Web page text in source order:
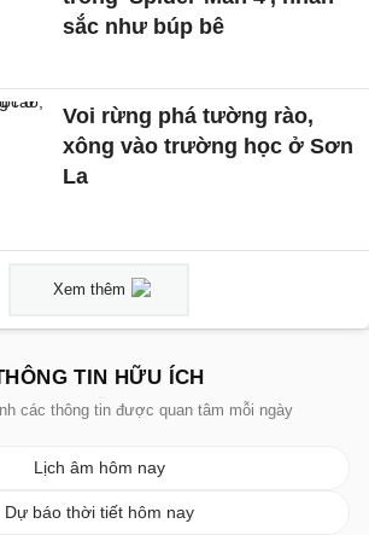
sắc như búp bê
Voi rừng phá tường rào,
xông vào trường học ở Sơn
La
Xem thêm
TIN HỮU ÍCH
các thông tin được quan tâm mỗi ngày
Lịch âm hôm nay
Dự báo thời tiết hôm nay